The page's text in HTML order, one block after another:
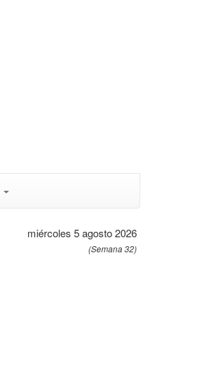
miércoles 5 agosto 2026
(Semana 32)